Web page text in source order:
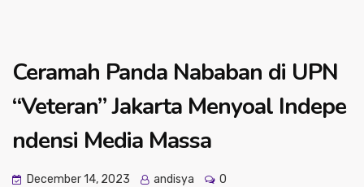
Ceramah Panda Nababan di UPN
“Veteran” Jakarta Menyoal Indepe
ndensi Media Massa
December 14, 2023 andisya 0